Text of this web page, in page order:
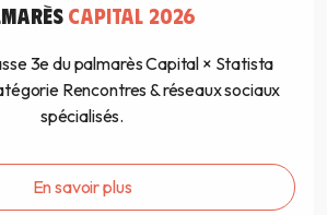
CAPITAL 2026
3e du palmarès Capital × Statista
Rencontres & réseaux sociaux
spécialisés.
En savoir plus